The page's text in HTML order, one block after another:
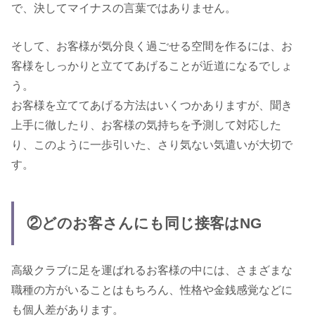
で、決してマイナスの言葉ではありません。
そして、お客様が気分良く過ごせる空間を作るには、お
客様をしっかりと立ててあげることが近道になるでしょ
う。
お客様を立ててあげる方法はいくつかありますが、聞き
上手に徹したり、お客様の気持ちを予測して対応した
り、このように一歩引いた、さり気ない気遣いが大切で
す。
②どのお客さんにも同じ接客はNG
高級クラブに足を運ばれるお客様の中には、さまざまな
職種の方がいることはもちろん、性格や金銭感覚などに
も個人差があります。